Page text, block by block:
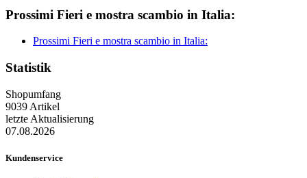
Prossimi Fieri e mostra scambio in Italia:
Prossimi Fieri e mostra scambio in Italia:
Statistik
Shopumfang
9039 Artikel
letzte Aktualisierung
07.08.2026
Kundenservice